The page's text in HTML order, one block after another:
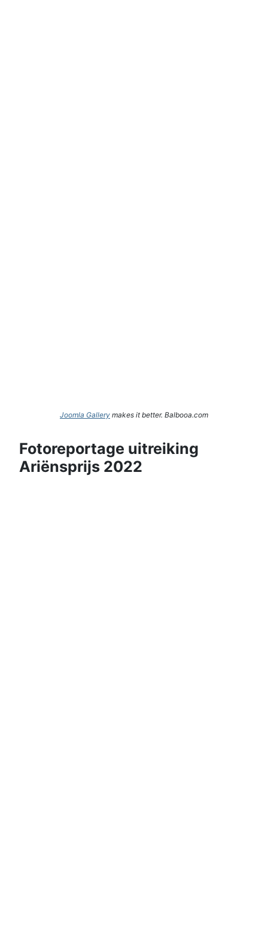
Joomla Gallery makes it better. Balbooa.com
Fotoreportage uitreiking
Ariënsprijs 2022